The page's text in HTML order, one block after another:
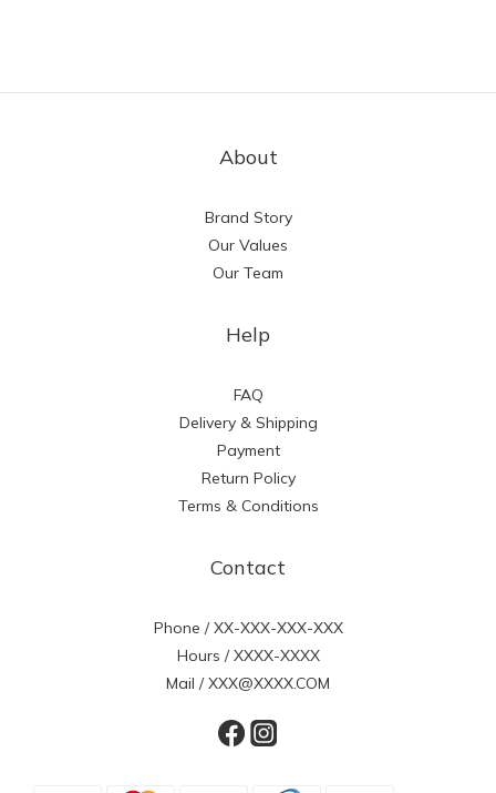
About
Brand Story
Our Values
Our Team
Help
FAQ
Delivery & Shipping
Payment
Return Policy
Terms & Conditions
Contact
Phone / XX-XXX-XXX-XXX
Hours / XXXX-XXXX
Mail / XXX@XXXX.COM